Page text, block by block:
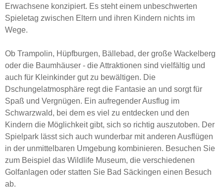
Erwachsene konzipiert. Es steht einem unbeschwerten
Spieletag zwischen Eltern und ihren Kindern nichts im
Wege.
Ob Trampolin, Hüpfburgen, Bällebad, der große Wackelberg
oder die Baumhäuser - die Attraktionen sind vielfältig und
auch für Kleinkinder gut zu bewältigen. Die
Dschungelatmosphäre regt die Fantasie an und sorgt für
Spaß und Vergnügen. Ein aufregender Ausflug im
Schwarzwald, bei dem es viel zu entdecken und den
Kindern die Möglichkeit gibt, sich so richtig auszutoben. Der
Spielpark lässt sich auch wunderbar mit anderen Ausflügen
in der unmittelbaren Umgebung kombinieren. Besuchen Sie
zum Beispiel das Wildlife Museum, die verschiedenen
Golfanlagen oder statten Sie Bad Säckingen einen Besuch
ab.